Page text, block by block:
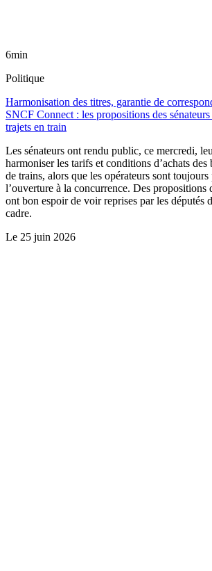
6min
Politique
Harmonisation des titres, garantie de
SNCF Connect : les propositions des
trajets en train
Les sénateurs ont rendu public, ce mercredi,
harmoniser les tarifs et conditions d’achats des
de trains, alors que les opérateurs sont
l’ouverture à la concurrence. Des propositions
ont bon espoir de voir reprises par les députés
cadre.
Le 25 juin 2026